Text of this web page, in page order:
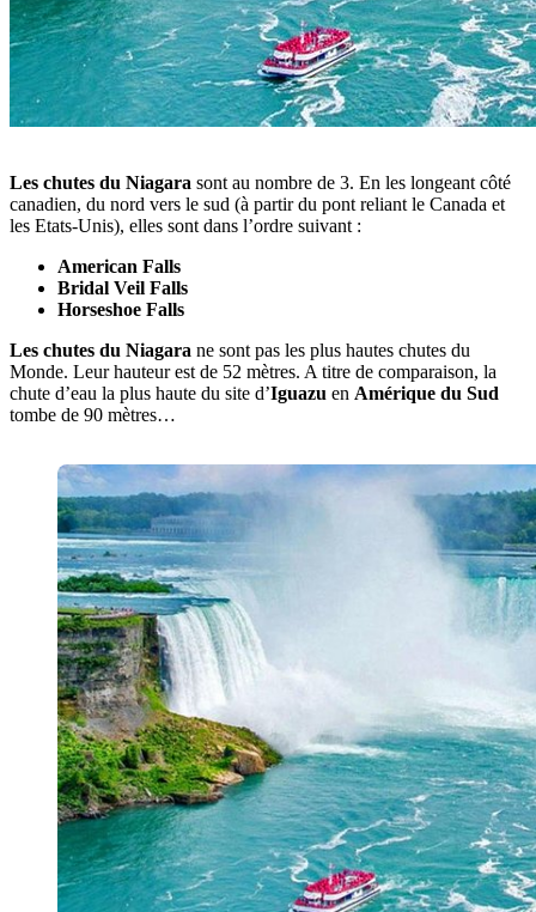
Les chutes du Niagara sont au nombre de 3. En les longeant côté
canadien, du nord vers le sud (à partir du pont reliant le Canada et
les Etats-Unis), elles sont dans l’ordre suivant :
American Falls
Bridal Veil Falls
Horseshoe Falls
Les chutes du Niagara ne sont pas les plus hautes chutes du
Monde. Leur hauteur est de 52 mètres. A titre de comparaison, la
chute d’eau la plus haute du site d’Iguazu en Amérique du Sud
tombe de 90 mètres…